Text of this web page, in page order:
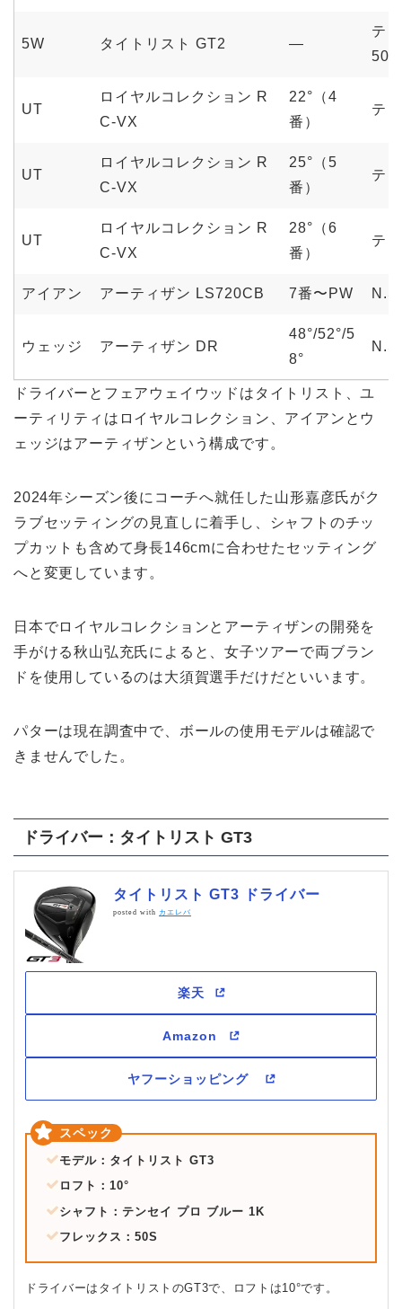
5W タイトリスト GT2 —
テ
50S
UT
ロイヤルコレクション R
C-VX
22°（4
番）
テ
UT
ロイヤルコレクション R
C-VX
25°（5
番）
テ
UT
ロイヤルコレクション R
C-VX
28°（6
番）
テ
アイアン アーティザン LS720CB 7番〜PW
ウェッジ アーティザン DR
48°/52°/5
8°
ドライバーとフェアウェイウッドはタイトリスト、ユ
ーティリティはロイヤルコレクション、アイアンとウ
ェッジはアーティザンという構成です。
2024年シーズン後にコーチへ就任した山形嘉彦氏がク
ラブセッティングの見直しに着手し、シャフトのチッ
プカットも含めて身長146cmに合わせたセッティング
へと変更しています。
日本でロイヤルコレクションとアーティザンの開発を
手がける秋山弘充氏によると、女子ツアーで両ブラン
ドを使用しているのは大須賀選手だけだといいます。
パターは現在調査中で、ボールの使用モデルは確認で
きませんでした。
ドライバー：タイトリスト GT3
タイトリスト GT3 ドライバー
posted with カエレバ
モデル：タイトリスト GT3
ロフト：10°
シャフト：テンセイ プロ ブルー 1K
フレックス：50S
ドライバーはタイトリストのGT3で、ロフトは10°です。